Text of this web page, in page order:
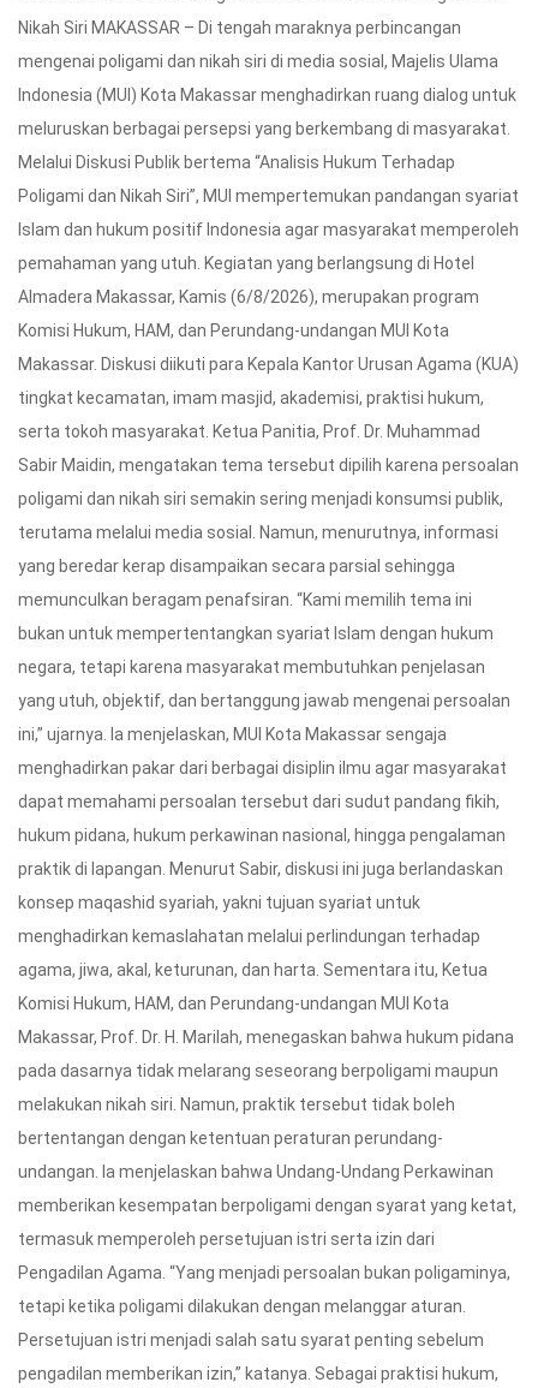
Nikah Siri MAKASSAR – Di tengah maraknya perbincangan
mengenai poligami dan nikah siri di media sosial, Majelis Ulama
Indonesia (MUI) Kota Makassar menghadirkan ruang dialog untuk
meluruskan berbagai persepsi yang berkembang di masyarakat.
Melalui Diskusi Publik bertema “Analisis Hukum Terhadap
Poligami dan Nikah Siri”, MUI mempertemukan pandangan syariat
Islam dan hukum positif Indonesia agar masyarakat memperoleh
pemahaman yang utuh. Kegiatan yang berlangsung di Hotel
Almadera Makassar, Kamis (6/8/2026), merupakan program
Komisi Hukum, HAM, dan Perundang-undangan MUI Kota
Makassar. Diskusi diikuti para Kepala Kantor Urusan Agama (KUA)
tingkat kecamatan, imam masjid, akademisi, praktisi hukum,
serta tokoh masyarakat. Ketua Panitia, Prof. Dr. Muhammad
Sabir Maidin, mengatakan tema tersebut dipilih karena persoalan
poligami dan nikah siri semakin sering menjadi konsumsi publik,
terutama melalui media sosial. Namun, menurutnya, informasi
yang beredar kerap disampaikan secara parsial sehingga
memunculkan beragam penafsiran. “Kami memilih tema ini
bukan untuk mempertentangkan syariat Islam dengan hukum
negara, tetapi karena masyarakat membutuhkan penjelasan
yang utuh, objektif, dan bertanggung jawab mengenai persoalan
ini,” ujarnya. Ia menjelaskan, MUI Kota Makassar sengaja
menghadirkan pakar dari berbagai disiplin ilmu agar masyarakat
dapat memahami persoalan tersebut dari sudut pandang fikih,
hukum pidana, hukum perkawinan nasional, hingga pengalaman
praktik di lapangan. Menurut Sabir, diskusi ini juga berlandaskan
konsep maqashid syariah, yakni tujuan syariat untuk
menghadirkan kemaslahatan melalui perlindungan terhadap
agama, jiwa, akal, keturunan, dan harta. Sementara itu, Ketua
Komisi Hukum, HAM, dan Perundang-undangan MUI Kota
Makassar, Prof. Dr. H. Marilah, menegaskan bahwa hukum pidana
pada dasarnya tidak melarang seseorang berpoligami maupun
melakukan nikah siri. Namun, praktik tersebut tidak boleh
bertentangan dengan ketentuan peraturan perundang-
undangan. Ia menjelaskan bahwa Undang-Undang Perkawinan
memberikan kesempatan berpoligami dengan syarat yang ketat,
termasuk memperoleh persetujuan istri serta izin dari
Pengadilan Agama. “Yang menjadi persoalan bukan poligaminya,
tetapi ketika poligami dilakukan dengan melanggar aturan.
Persetujuan istri menjadi salah satu syarat penting sebelum
pengadilan memberikan izin,” katanya. Sebagai praktisi hukum,